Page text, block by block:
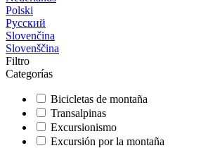
Polski
Русский
Slovenčina
Slovenščina
Filtro
Categorías
Bicicletas de montaña
Transalpinas
Excursionismo
Excursión por la montaña